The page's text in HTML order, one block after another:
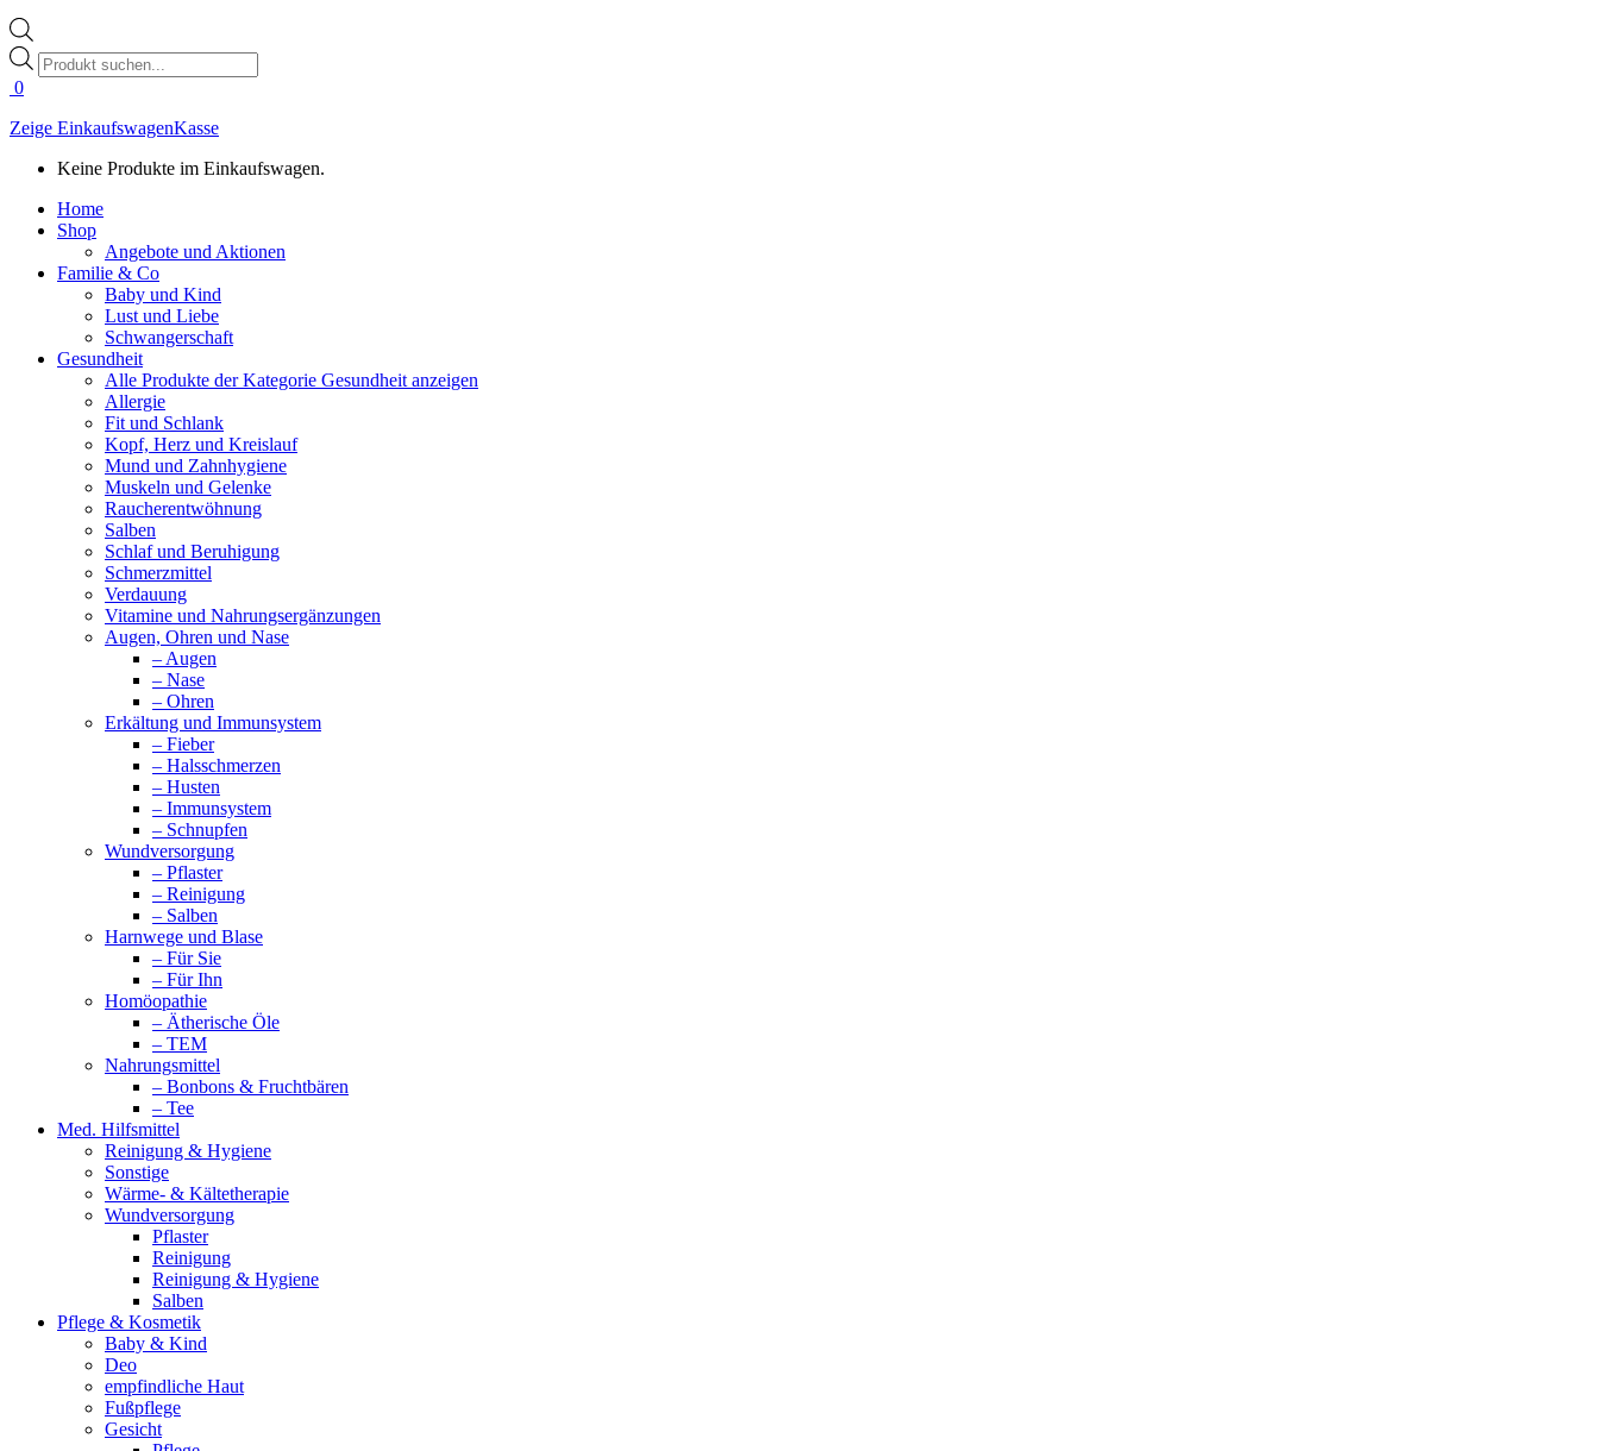
Products
search
0
Zeige EinkaufswagenKasse
Keine Produkte im Einkaufswagen.
Home
Shop
Angebote und Aktionen
Familie & Co
Baby und Kind
Lust und Liebe
Schwangerschaft
Gesundheit
Alle Produkte der Kategorie Gesundheit anzeigen
Allergie
Fit und Schlank
Kopf, Herz und Kreislauf
Mund und Zahnhygiene
Muskeln und Gelenke
Raucherentwöhnung
Salben
Schlaf und Beruhigung
Schmerzmittel
Verdauung
Vitamine und Nahrungsergänzungen
Augen, Ohren und Nase
– Augen
– Nase
– Ohren
Erkältung und Immunsystem
– Fieber
– Halsschmerzen
– Husten
– Immunsystem
– Schnupfen
Wundversorgung
– Pflaster
– Reinigung
– Salben
Harnwege und Blase
– Für Sie
– Für Ihn
Homöopathie
– Ätherische Öle
– TEM
Nahrungsmittel
– Bonbons & Fruchtbären
– Tee
Med. Hilfsmittel
Reinigung & Hygiene
Sonstige
Wärme- & Kältetherapie
Wundversorgung
Pflaster
Reinigung
Reinigung & Hygiene
Salben
Pflege & Kosmetik
Baby & Kind
Deo
empfindliche Haut
Fußpflege
Gesicht